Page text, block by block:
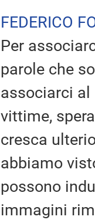
FEDERICO
Per
parole che
associarci al
vittime,
cresca
abbiamo
possono
immagini